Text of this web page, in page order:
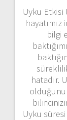
Uyku Etkisi
bilgi
hatadır.
olduğunu
Uyku süresi